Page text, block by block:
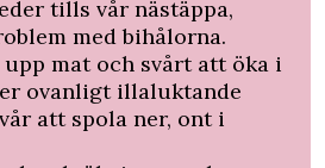
tills vår nästäppa,
med bihålorna.
mat och svårt att öka i
ovanligt illaluktande
att spola ner, ont i